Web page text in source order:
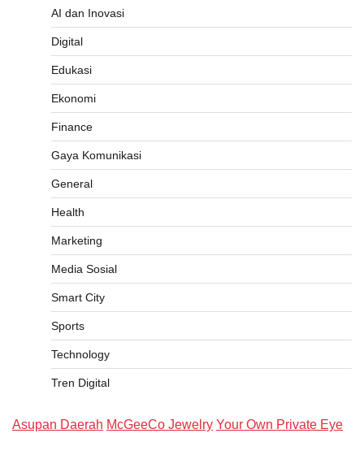
AI dan Inovasi
Digital
Edukasi
Ekonomi
Finance
Gaya Komunikasi
General
Health
Marketing
Media Sosial
Smart City
Sports
Technology
Tren Digital
Asupan Daerah McGeeCo Jewelry Your Own Private Eye